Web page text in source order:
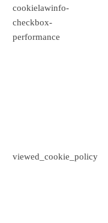
cookielawinfo-
checkbox-
performance
viewed_cookie_policy